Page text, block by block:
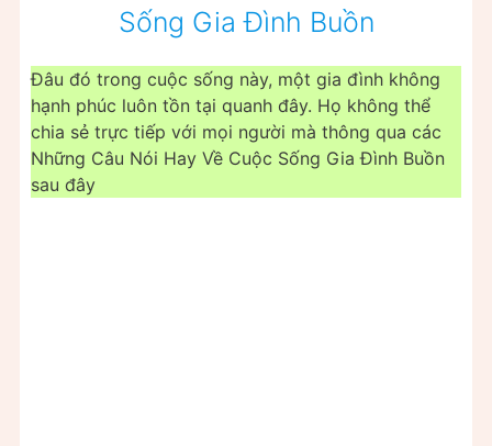
Sống Gia Đình Buồn
Đâu đó trong cuộc sống này, một gia đình không
hạnh phúc luôn tồn tại quanh đây. Họ không thể
chia sẻ trực tiếp với mọi người mà thông qua các
Những Câu Nói Hay Về Cuộc Sống Gia Đình Buồn
sau đây